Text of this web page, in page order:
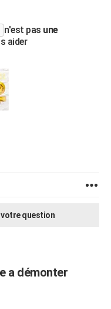
n'est pas une
aider
votre question
a démonter